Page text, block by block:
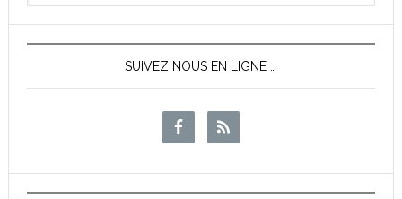
News
SUIVEZ NOUS EN LIGNE …